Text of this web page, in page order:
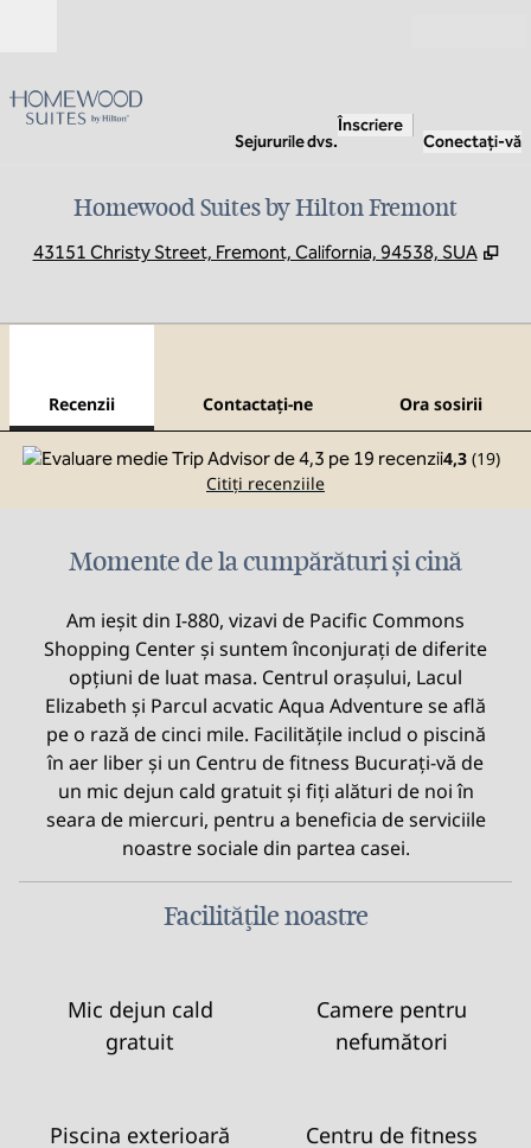
Sejururile dvs.
Înscriere
Conectați-vă
Homewood Suites by Hilton Fremont
43151 Christy Street, Fremont, California, 94538, SUA ,
Recenzii Contactaţi-ne Ora sosirii
4,3 (19)
Citiți recenziile
Momente de la cumpărături și cină
Am ieșit din I-880, vizavi de Pacific Commons
Shopping Center și suntem înconjurați de diferite
opțiuni de luat masa. Centrul orașului, Lacul
Elizabeth și Parcul acvatic Aqua Adventure se află
pe o rază de cinci mile. Facilitățile includ o piscină
în aer liber și un Centru de fitness Bucurați-vă de
un mic dejun cald gratuit și fiți alături de noi în
seara de miercuri, pentru a beneficia de serviciile
noastre sociale din partea casei.
Facilităţile noastre
Mic dejun cald
gratuit
Camere pentru
nefumători
Piscina exterioară Centru de fitness